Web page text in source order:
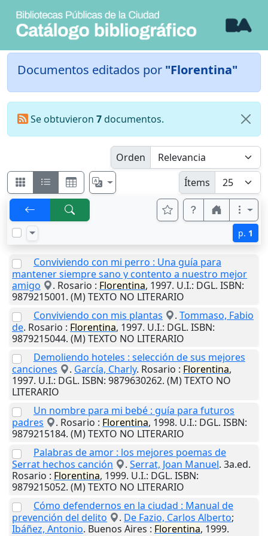
Documentos editados por "Florentina"
Se obtuvieron 7documentos.
Orden
Ítems
p. 1
Conviviendo con mi perro : Una guía para
mantener siempre sano y contento a nuestro mejor
amigo
. Rosario : Florentina, 1997. U.I.: DGL. ISBN:
9879215001. (M) TEXTO NO LITERARIO
Conviviendo con mis plantas
. Tommaso, Fabio
de. Rosario : Florentina, 1997. U.I.: DGL. ISBN:
9879215044. (M) TEXTO NO LITERARIO
Demoliendo hoteles : selección de sus mejores
canciones
. García, Charly. Rosario : Florentina,
1997. U.I.: DGL. ISBN: 9879630262. (M) TEXTO NO
LITERARIO
Un nombre para mi bebé : guía para futuros
padres
. Rosario : Florentina, 1998. U.I.: DGL. ISBN:
9879215184. (M) TEXTO NO LITERARIO
Palabras de amor : los mejores poemas de
Serrat hechos canción
. Serrat, Joan Manuel. 3a.ed.
Rosario : Florentina, 1999. U.I.: DGL. ISBN:
9879215052. (M) TEXTO NO LITERARIO
Cómo defendernos en la ciudad : Manual de
prevención del delito
. De Fazio, Carlos Alberto;
Ibáñez, Antonio. Buenos Aires : Florentina, 1999.